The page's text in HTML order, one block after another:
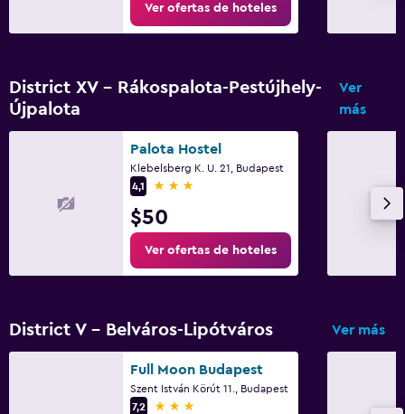
Gimnasio
Lavandería
Ver ofertas de hoteles
District XV - Rákospalota-Pestújhely-
Újpalota
Ver
más
Palota Hostel
Klebelsberg K. U. 21, Budapest
4,1
3 estrellas
$50
Ver ofertas de hoteles
District V - Belváros-Lipótváros Ver más
Full Moon Budapest
Szent István Körút 11., Budapest
7,2
3 estrellas